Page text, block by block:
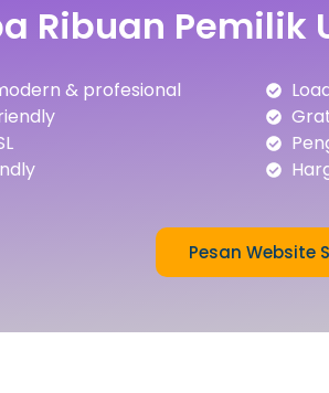
Ribuan Pemilik
& profesional
Pesan Website